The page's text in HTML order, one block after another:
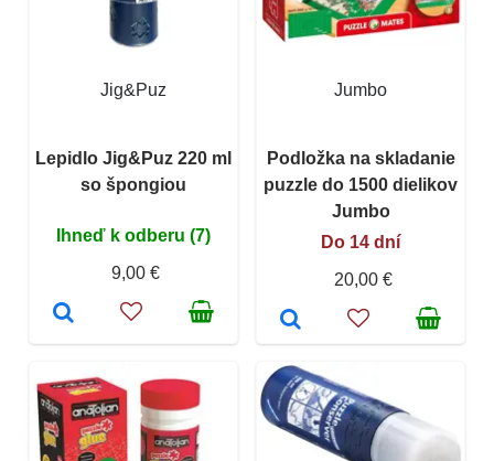
Jig&Puz
Lepidlo Jig&Puz 220 ml
so špongiou
Ihneď k odberu (7)
9,00 €
Jumbo
Podložka na skladanie
puzzle do 1500 dielikov
Jumbo
Do 14 dní
20,00 €